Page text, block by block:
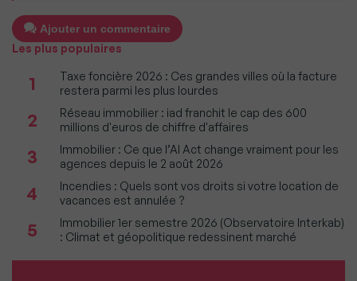
Ajouter un commentaire
Les plus populaires
1
Taxe foncière 2026 : Ces grandes villes où la facture
restera parmi les plus lourdes
2
Réseau immobilier : iad franchit le cap des 600
millions d'euros de chiffre d'affaires
3
Immobilier : Ce que l’AI Act change vraiment pour les
agences depuis le 2 août 2026
4
Incendies : Quels sont vos droits si votre location de
vacances est annulée ?
5
Immobilier 1er semestre 2026 (Observatoire Interkab)
: Climat et géopolitique redessinent marché